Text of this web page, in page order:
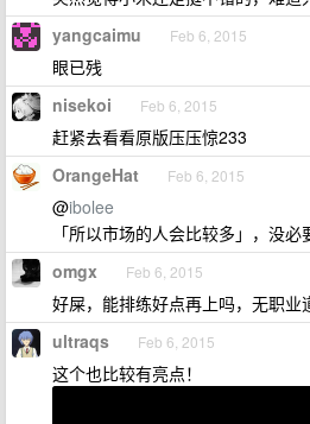
yangcaimu Feb 6, 2015
眼已残
nisekoi Feb 6, 2015
赶紧去看看原版压压惊233
OrangeHat Feb 6, 2015
@ibolee
「所以市场的人会比较多」，没必
omgx Feb 6, 2015
好屎，能排练好点再上吗，无职业
ultraqs Feb 6, 2015
这个也比较有亮点！